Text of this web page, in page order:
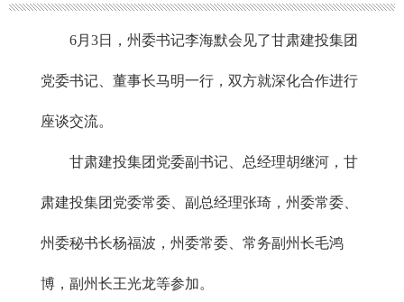
6月3日，州委书记李海默会见了甘肃建投集团
党委书记、董事长马明一行，双方就深化合作进行
座谈交流。
甘肃建投集团党委副书记、总经理胡继河，甘
肃建投集团党委常委、副总经理张琦，州委常委、
州委秘书长杨福波，州委常委、常务副州长毛鸿
博，副州长王光龙等参加。